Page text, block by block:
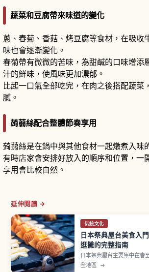
蔬菜和豆腐帶來味道的變化
蔥、春菊、香菇、烤豆腐等食材，在吸收
味也會逐漸變化。
春菊帶有微微的苦味，為甜鹹的口味增添
汁的鮮味，使風味更加濃郁。
比起一口氣全部吃完，在肉之後搭配蔬菜
膩。
蒟蒻絲配合整體節奏享用
蒟蒻絲是在鍋中與其他食材一起燉煮入味
有時店家會安排好放入的順序和位置，一
享用會比較自然。
延伸閱讀 →
伝統文化
日本祭典屋台美食入
逛攤的完整指南
日本祭典屋台主要集中在春
式炒麵、雞蛋糕球、刨冰到
全地區 →